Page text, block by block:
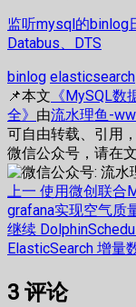
监听mysql的binlog
Databus、DTS
binlog elasticsearch
📌本文 《MySQL
全》 由流水理鱼-
可自由转载、引用
微信公众号，请在
文
章
导
航
上一 上
篇
文
章：
使用微创联合
grafana实现空气质
继续 下
篇
章：
ElasticSearch 增量
3评论